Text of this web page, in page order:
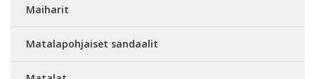
Maiharit
Matalapohjaiset sandaalit